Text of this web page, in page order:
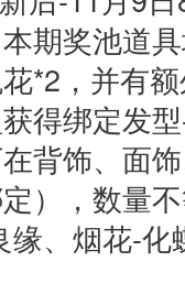
期奖池道
*2，并有
得绑定发
背饰、面
），数量
、烟花-